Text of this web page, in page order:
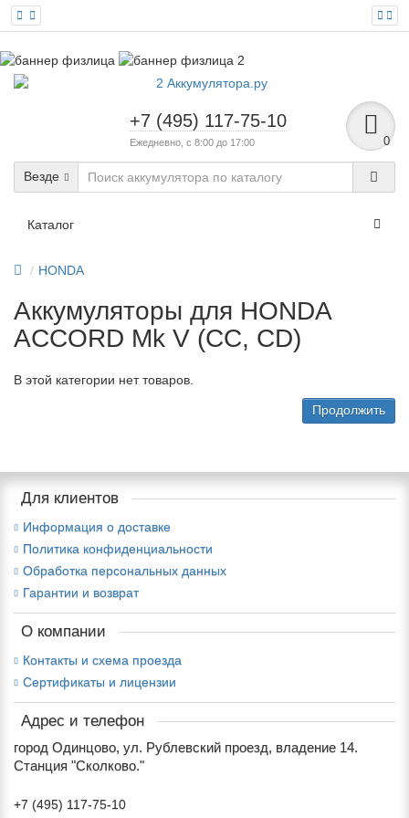
+7 (495) 117-75-10
Ежедневно, с 8:00 до 17:00 0
Везде
Каталог
HONDA
Аккумуляторы для HONDA
ACCORD Mk V (CC, CD)
В этой категории нет товаров.
Продолжить
Для клиентов
Информация о доставке
Политика конфиденциальности
Обработка персональных данных
Гарантии и возврат
О компании
Контакты и схема проезда
Сертификаты и лицензии
Адрес и телефон
город Одинцово, ул. Рублевский проезд, владение 14.
Станция "Сколково."
+7 (495) 117-75-10